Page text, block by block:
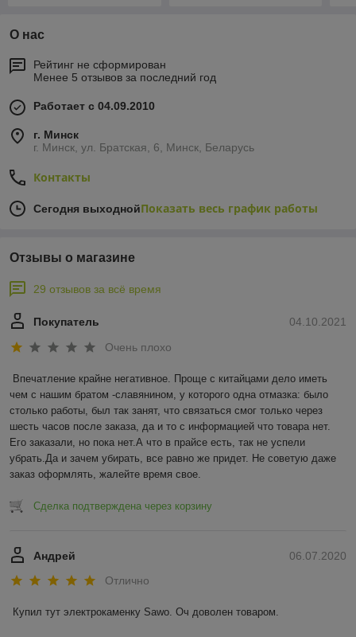
О нас
Рейтинг не сформирован
Менее 5 отзывов за последний год
Работает с 04.09.2010
г. Минск
г. Минск, ул. Братская, 6, Минск, Беларусь
Контакты
Сегодня выходнойПоказать весь график работы
Отзывы о магазине
29 отзывов за всё время
04.10.2021
Покупатель
Очень плохо
Впечатление крайне негативное. Проще с китайцами дело иметь
чем с нашим братом -славянином, у которого одна отмазка: было
столько работы, был так занят, что связаться смог только через
шесть часов после заказа, да и то с информацией что товара нет.
Его заказали, но пока нет.А что в прайсе есть, так не успели
убрать.Да и зачем убирать, все равно же придет. Не советую даже
заказ оформлять, жалейте время свое.
Сделка подтверждена через корзину
06.07.2020
Андрей
Отлично
Купил тут электрокаменку Sawo. Оч доволен товаром.